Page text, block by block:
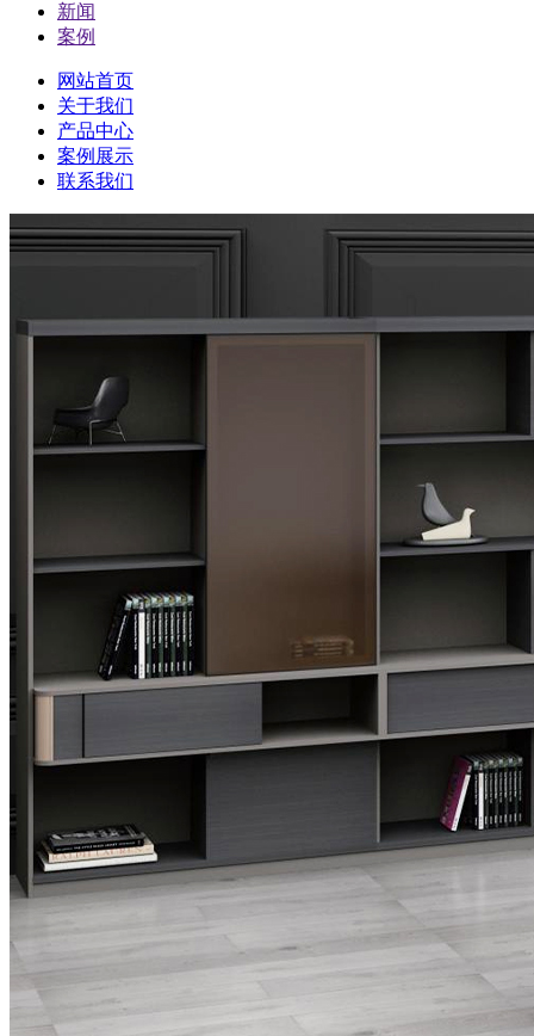
新闻
案例
网站首页
关于我们
产品中心
案例展示
联系我们